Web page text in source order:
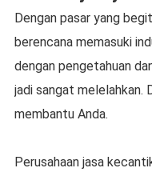
Dengan pasar yang
berencana memasuki
dengan pengetahuan
jadi sangat melelahkan.
membantu Anda.
Perusahaan jasa